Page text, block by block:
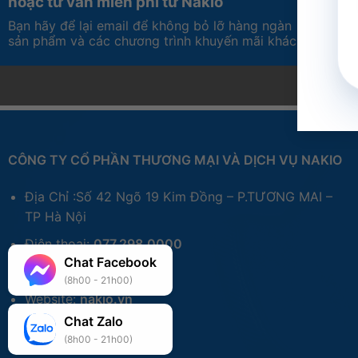
Bạn hãy để lại email để không bỏ lỡ hàng ngàn
sản phẩm và các chương trình khuyến mãi khác
CÔNG TY CỔ PHẦN THƯƠNG MẠI VÀ DỊCH VỤ NAKIO
Địa Chỉ :Số 42 Ngõ 19 Kim Đồng – P.TƯƠNG MAI –
TP Hà Nội
Điện thoại:077.298.0000
Zalo: 077.298.0000
Website:nakio.vn
Chat Facebook
(8h00 - 21h00)
Chat Zalo
(8h00 - 21h00)